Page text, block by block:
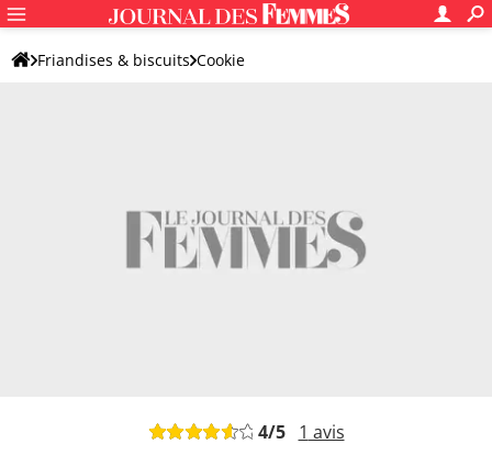
Friandises & biscuits Cookie
4/5 1 avis